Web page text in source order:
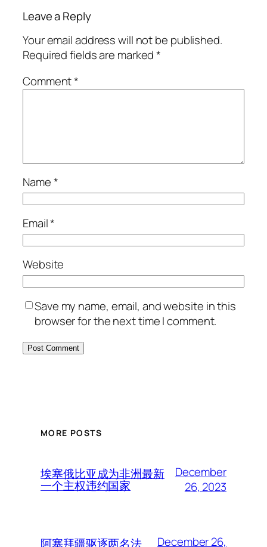
Leave a Reply
Your email address will not be published.
Required fields are marked*
Comment*
Name*
Email*
Website
Save my name, email, and website in this
browser for the next time I comment.
MORE POSTS
埃塞俄比亚成为非洲最新
一个主权违约国家
December
26, 2023
阿塞拜疆驱逐两名法
December 26,